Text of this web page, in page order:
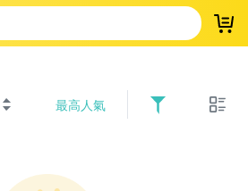
登
最高人氣